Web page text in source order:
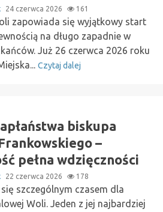
24 czerwca 2026 161
zapowiada się wyjątkowy start
na długo zapadnie w
Już 26 czerwca 2026 roku
Czytaj dalej
biskupa
–
pełna wdzięczności
22 czerwca 2026 178
się szczególnym czasem dla
Woli. Jeden z jej najbardziej